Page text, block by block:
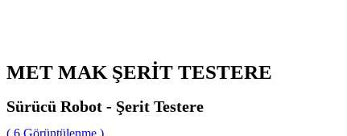
MET MAK ŞERİT TESTERE
Sürücü Robot - Şerit Testere
( 6 Görüntülenme )